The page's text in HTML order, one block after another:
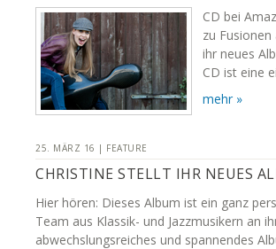
CD bei
zu
ihr neues
CD ist eine
mehr »
25. MÄRZ 16 | FEATURE
CHRISTINE STELLT IHR NEUES
Hier hören: Dieses Album ist ein ganz
Team aus Klassik- und Jazzmusikern an
abwechslungsreiches und spannendes